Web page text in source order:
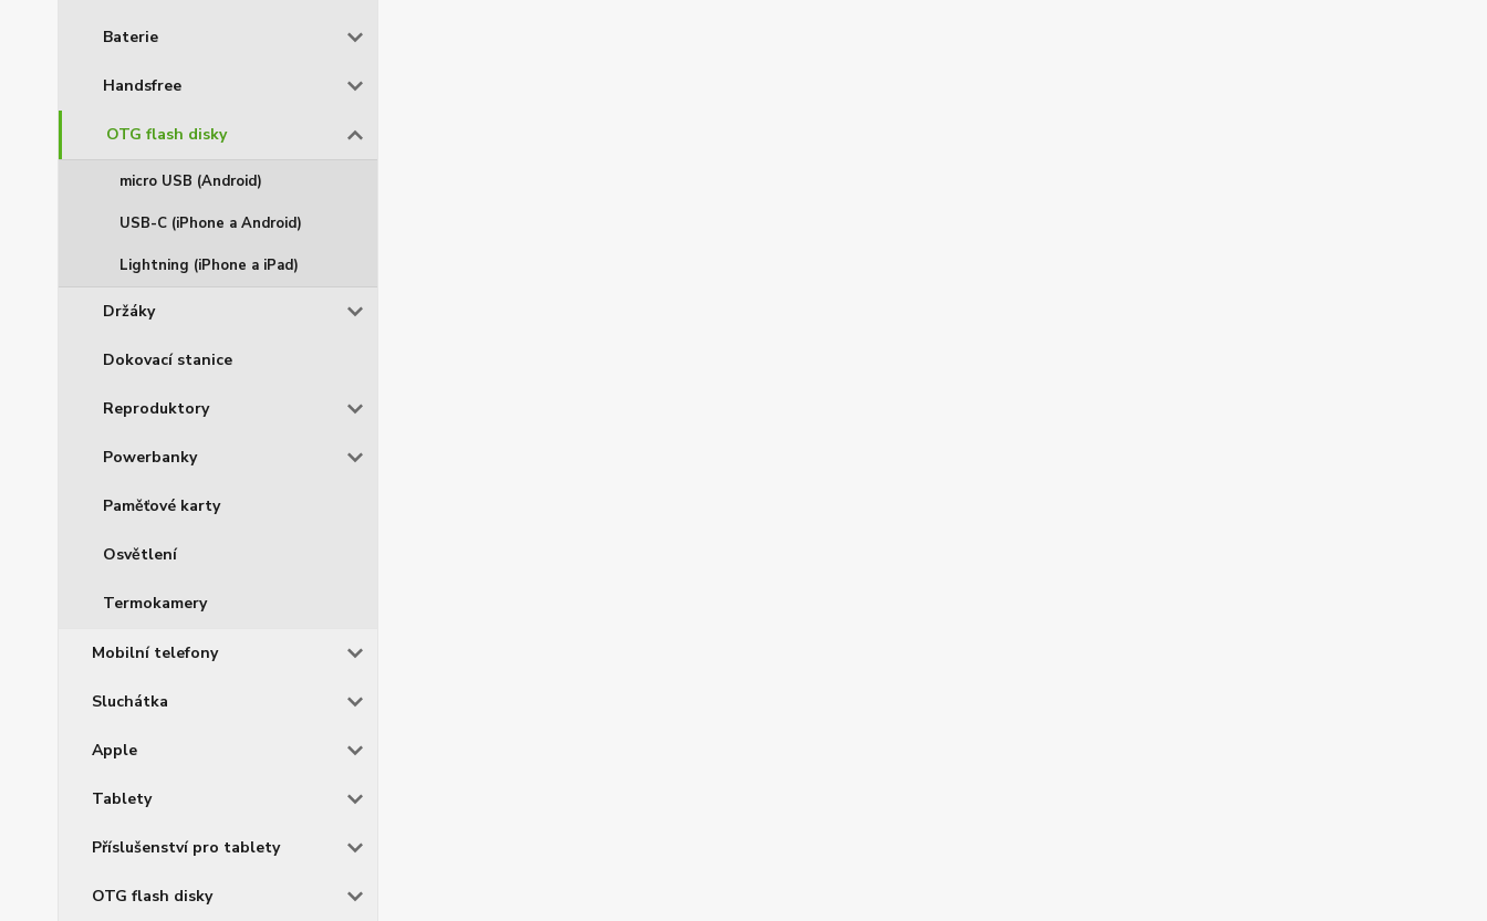
Baterie
Handsfree
OTG flash disky
micro USB (Android)
USB-C (iPhone a Android)
Lightning (iPhone a iPad)
Držáky
Dokovací stanice
Reproduktory
Powerbanky
Paměťové karty
Osvětlení
Termokamery
Mobilní telefony
Sluchátka
Apple
Tablety
Příslušenství pro tablety
OTG flash disky